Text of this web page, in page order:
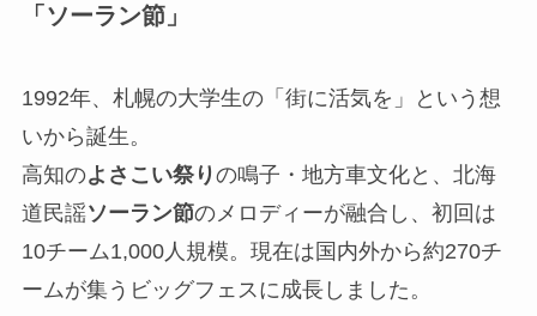
「ソーラン節」
1992年、札幌の大学生の「街に活気を」という想
いから誕生。
高知のよさこい祭りの鳴子・地方車文化と、北海
道民謡ソーラン節のメロディーが融合し、初回は
10チーム1,000人規模。現在は国内外から約270チ
ームが集うビッグフェスに成長しました。